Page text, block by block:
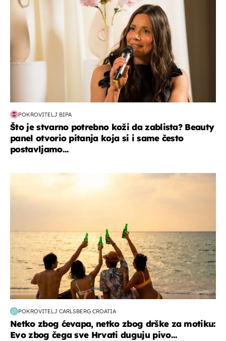
POKROVITELJ BIPA
Što je stvarno potrebno koži da zablista? Beauty
panel otvorio pitanja koja si i same često
postavljamo...
POKROVITELJ CARLSBERG CROATIA
Netko zbog ćevapa, netko zbog drške za motiku:
Evo zbog čega sve Hrvati duguju pivo...